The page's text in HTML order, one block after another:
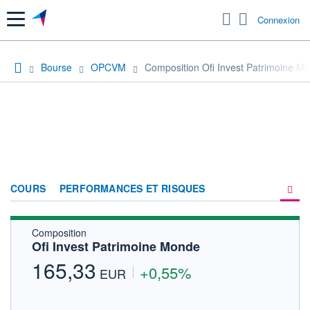
Menu Connexion
Bourse OPCVM Composition Ofi Invest Patrimoine
COURS PERFORMANCES ET RISQUES
FORUM
Composition
Ofi Invest Patrimoine Monde
165,33 EUR +0,55%